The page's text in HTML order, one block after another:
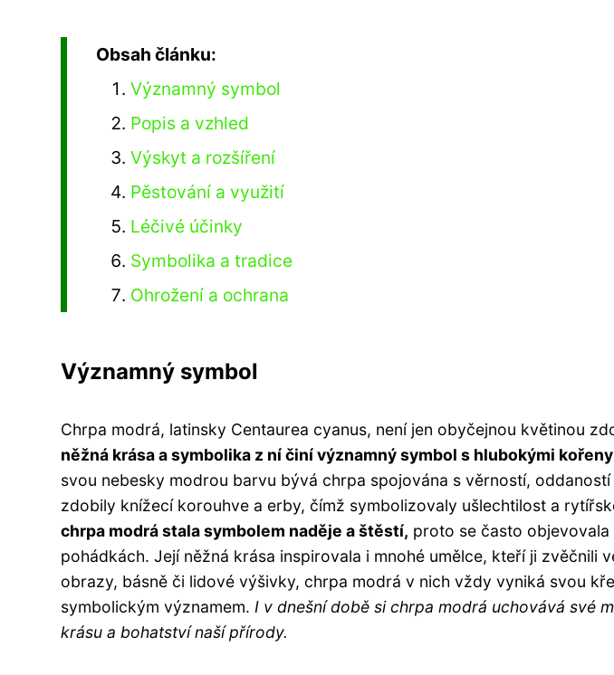
Obsah článku:
Významný symbol
Popis a vzhled
Výskyt a rozšíření
Pěstování a využití
Léčivé účinky
Symbolika a tradice
Ohrožení a ochrana
Významný symbol
Chrpa modrá, latinsky Centaurea cyanus, není jen obyčejnou květinou
něžná krása a symbolika z ní činí významný symbol s hlubokými
svou nebesky modrou barvu bývá chrpa spojována s věrností,
zdobily knížecí korouhve a erby, čímž symbolizovaly ušlechtilost a
chrpa modrá stala symbolem naděje a štěstí, proto se často
pohádkách. Její něžná krása inspirovala i mnohé umělce, kteří ji zvěčnili
obrazy, básně či lidové výšivky, chrpa modrá v nich vždy vyniká svou
symbolickým významem. I v dnešní době si chrpa modrá uchovává své
krásu a bohatství naší přírody.